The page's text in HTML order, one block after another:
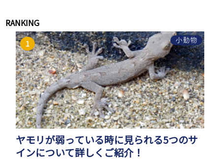
RANKING
小動物
ヤモリが弱っている時に見られる5つのサ
インについて詳しくご紹介！